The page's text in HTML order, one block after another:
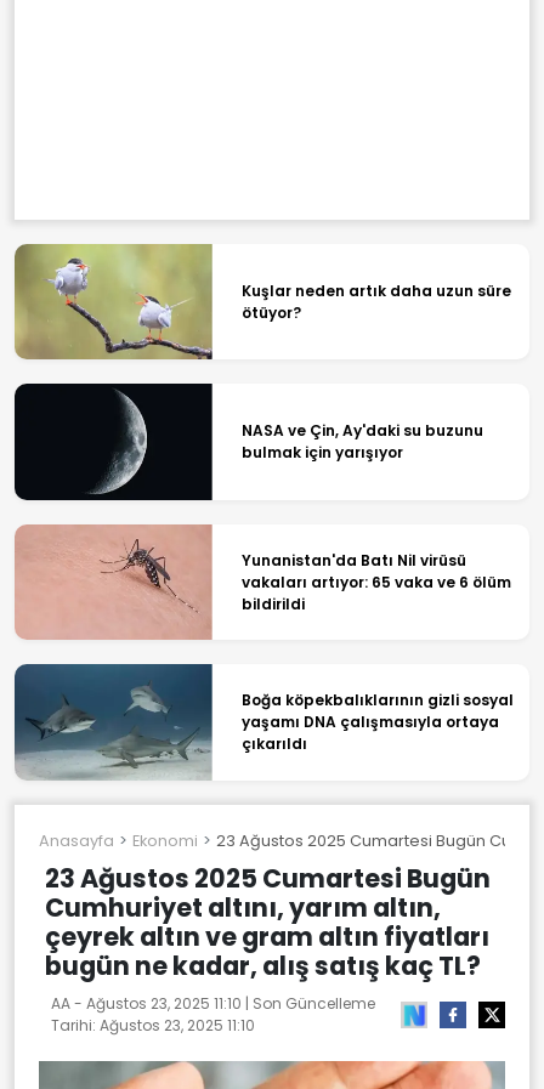
Kuşlar neden artık daha uzun süre
ötüyor?
NASA ve Çin, Ay'daki su buzunu
bulmak için yarışıyor
Yunanistan'da Batı Nil virüsü
vakaları artıyor: 65 vaka ve 6 ölüm
bildirildi
Boğa köpekbalıklarının gizli sosyal
yaşamı DNA çalışmasıyla ortaya
çıkarıldı
Anasayfa Ekonomi 23 Ağustos 2025 Cumartesi Bugün
23 Ağustos 2025 Cumartesi Bugün
Cumhuriyet altını, yarım altın,
çeyrek altın ve gram altın fiyatları
bugün ne kadar, alış satış kaç TL?
AA - Ağustos 23, 2025 11:10 | Son Güncelleme
Tarihi: Ağustos 23, 2025 11:10